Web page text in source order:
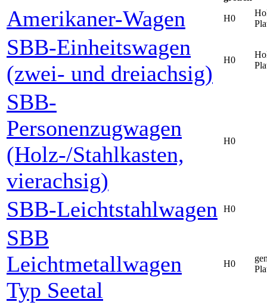
Amerikaner-Wagen H0
SBB-Einheitswagen
(zwei- und dreiachsig)
H0
SBB-
Personenzugwagen
(Holz-/Stahlkasten,
vierachsig)
H0
SBB-Leichtstahlwagen H0
SBB
Leichtmetallwagen
Typ Seetal
H0